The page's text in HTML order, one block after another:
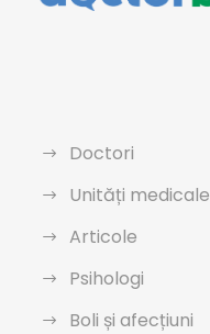
Doctori
Unități medicale
Articole
Psihologi
Boli și afecțiuni